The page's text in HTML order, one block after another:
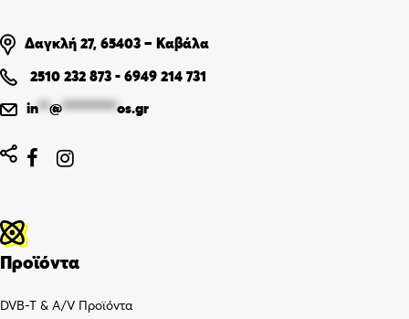
Δαγκλή 27, 65403 – Καβάλα
2510 232 873 - 6949 214 731
in**@**********os.gr
 
Προϊόντα
DVB-T & A/V Προϊόντα